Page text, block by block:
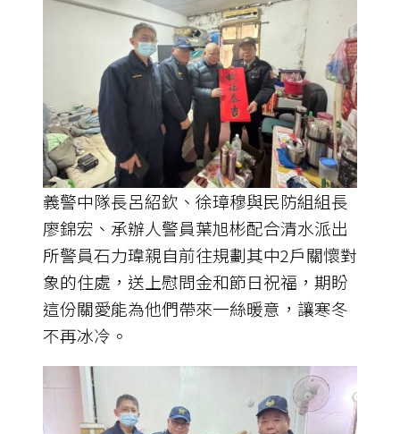
義警中隊長呂紹欽、徐璋穆與民防組組長
廖錦宏、承辦人警員葉旭彬配合清水派出
所警員石力瑋親自前往規劃其中2戶關懷對
象的住處，送上慰問金和節日祝福，期盼
這份關愛能為他們帶來一絲暖意，讓寒冬
不再冰冷。